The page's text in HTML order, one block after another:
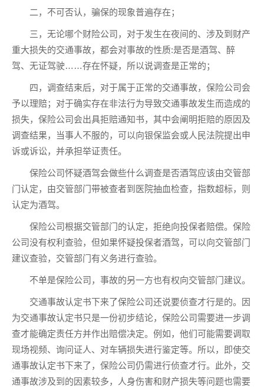
二，不可否认，骗保的现象普遍存在；
三，无论哪个财险公司，对于发生在夜间的、涉及到财产
重大损失的交通事故，都会对事故的性质:是否是酒驾、醉
驾、无证驾驶……存在怀疑，所以说调查是正常的；
四，调查结束后，对于属于正常的交通事故，保险公司会
予以理赔；对于确实存在非法行为导致交通事故发生而造成的
损失，保险公司会出具拒赔通知书，其中会阐明拒赔的原因及
调查结果，当事人不服的，可以向银保监会或人民法院提出申
诉或诉讼，并承担举证责任。
保险公司怀疑酒驾会做些什么调查是否酒驾应该由交管部
门认定，由交管部门带被查者到医院抽血检查，指数超标，则
认定为酒驾。
保险公司根据交管部门的认定，拒绝向投保者赔偿。保险
公司没有权利查验，但如果怀疑投保者酒驾，可以向交管部门
建议查验，交管部门有义务进行查验。
不单是保险公司，事故的另一方也有权向交管部门建议。
交通事故认定书下来了保险公司还说要侦查才行是的。因
为交通事故认定书只是一份初步结论，保险公司需要进一步调
查才能确定责任方并作出赔偿决定。例如，他们可能需要调取
现场视频、询问证人、对车辆损失进行鉴定等。所以，即使交
通事故认定书下来了，保险公司仍需进行侦查才行。此外，交
通事故涉及到的因素较多，人身伤害和财产损失等问题也需要